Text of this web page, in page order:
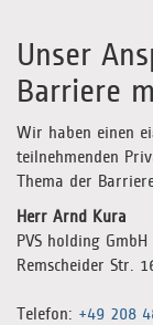
Unser
Barriere
Wir haben einen
teilnehmenden
Thema der
Herr Arnd Kura
PVS holding GmbH
Remscheider Str.
Telefon: +49 208